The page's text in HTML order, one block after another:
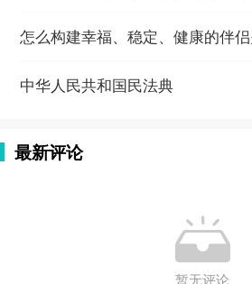
怎么构建幸福、稳定、健康的伴
中华人民共和国民法典
最新评论

暂无评论